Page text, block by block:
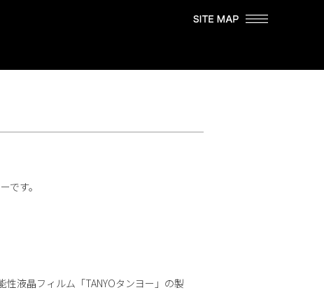
です。
液晶フィルム「TANYOタンヨー」の製